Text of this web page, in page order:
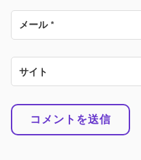
メール*
サイト